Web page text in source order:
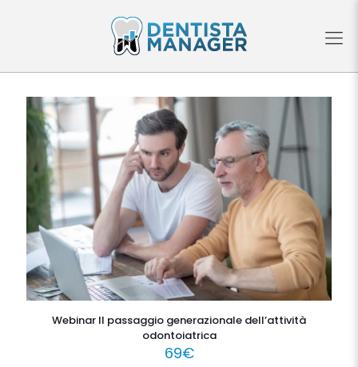
Webinar Il passaggio generazionale dell’attività
odontoiatrica
69€